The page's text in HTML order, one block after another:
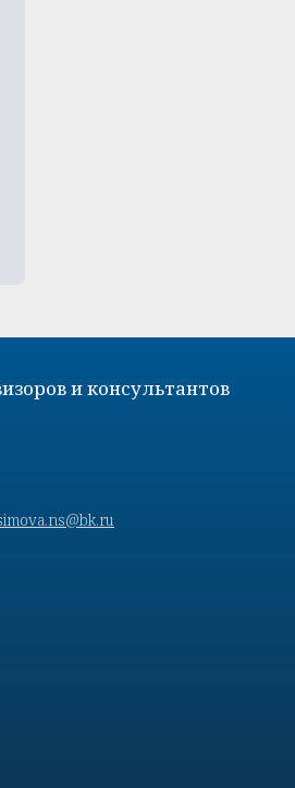
и консультантов